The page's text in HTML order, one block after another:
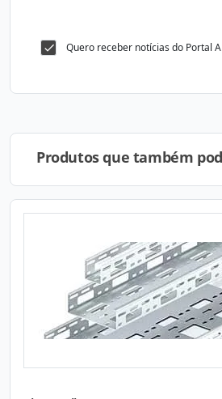
Quero receber notícias do Portal
Produtos que também